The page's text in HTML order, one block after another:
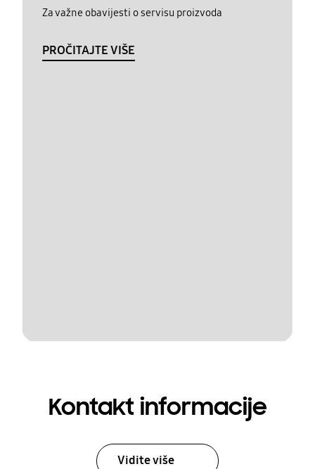
Za važne obavijesti o servisu proizvoda
PROČITAJTE VIŠE
Kontakt informacije
Vidite više